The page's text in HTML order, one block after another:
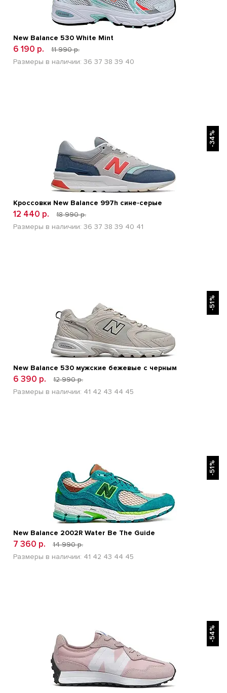
New Balance 530 White Mint
6 190 р.
11 990 р.
Размеры в наличии: 36 37 38 39 40
-34%
Кроссовки New Balance 997h сине-серые
12 440 р.
18 990 р.
Размеры в наличии: 36 37 38 39 40 41
-51%
New Balance 530 мужские бежевые с черным
6 390 р.
12 990 р.
Размеры в наличии: 41 42 43 44 45
-51%
New Balance 2002R Water Be The Guide
7 360 р.
14 990 р.
Размеры в наличии: 41 42 43 44 45
-54%